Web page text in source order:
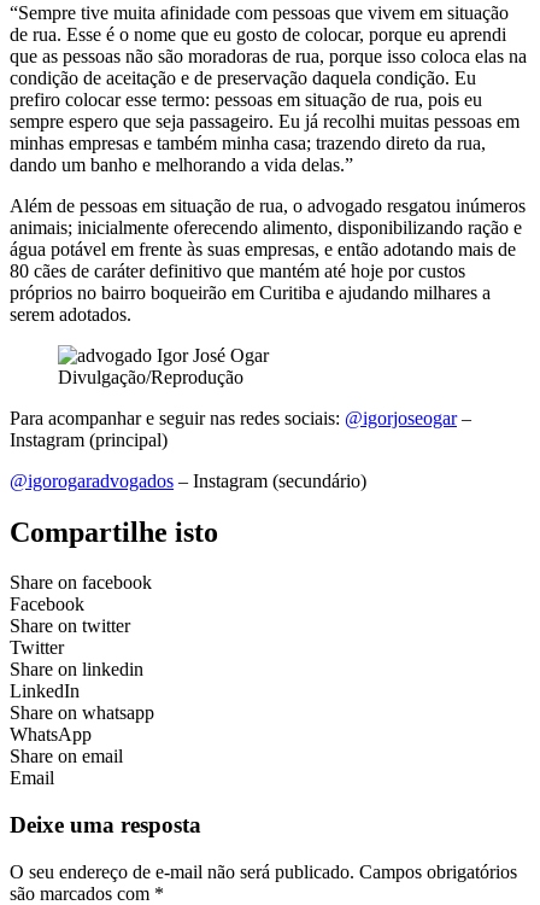
“Sempre tive muita afinidade com pessoas que vivem em situação
de rua. Esse é o nome que eu gosto de colocar, porque eu aprendi
que as pessoas não são moradoras de rua, porque isso coloca elas na
condição de aceitação e de preservação daquela condição. Eu
prefiro colocar esse termo: pessoas em situação de rua, pois eu
sempre espero que seja passageiro. Eu já recolhi muitas pessoas em
minhas empresas e também minha casa; trazendo direto da rua,
dando um banho e melhorando a vida delas.”
Além de pessoas em situação de rua, o advogado resgatou inúmeros
animais; inicialmente oferecendo alimento, disponibilizando ração e
água potável em frente às suas empresas, e então adotando mais de
80 cães de caráter definitivo que mantém até hoje por custos
próprios no bairro boqueirão em Curitiba e ajudando milhares a
serem adotados.
Divulgação/Reprodução
Para acompanhar e seguir nas redes sociais: @igorjoseogar–
Instagram (principal)
@igorogaradvogados – Instagram (secundário)
Compartilhe isto
Share on facebook
Facebook
Share on twitter
Twitter
Share on linkedin
LinkedIn
Share on whatsapp
WhatsApp
Share on email
Email
Deixe uma resposta
O seu endereço de e-mail não será publicado. Campos obrigatórios
são marcados com *